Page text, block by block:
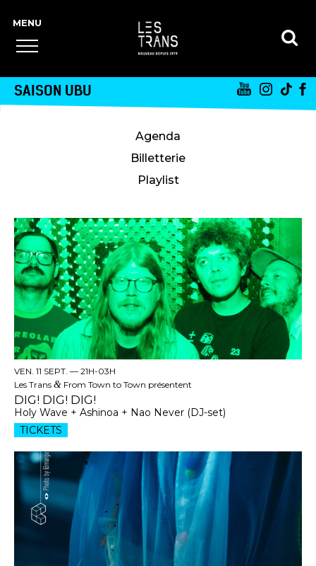
SAISON UBU
Agenda
Billetterie
Playlist
VEN. 11 SEPT. — 21H-03H
Les Trans & From Town to Town présentent
DIG! DIG! DIG!
Holy Wave + Ashinoa + Nao Never (DJ-set)
TICKETS